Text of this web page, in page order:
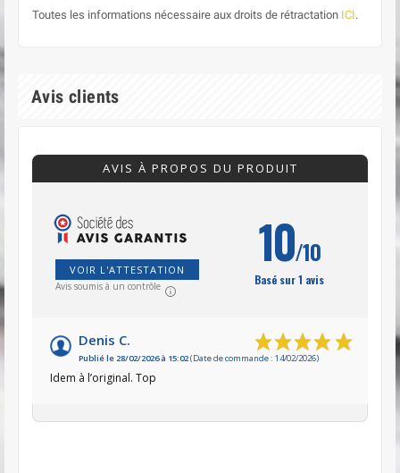
Toutes les informations nécessaire aux droits de rétractation ICI.
Avis clients
AVIS À PROPOS DU PRODUIT
VOIR L'ATTESTATION
Avis soumis à un contrôle
10/10
Basé sur 1 avis
Denis C.
Publié le 28/02/2026 à 15:02(Date de commande : 14/02/2026)
Idem à l’original. Top